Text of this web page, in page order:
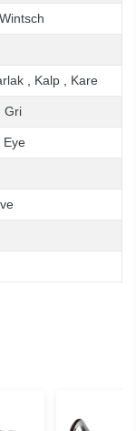
Kalp Kare
Gri
Eye